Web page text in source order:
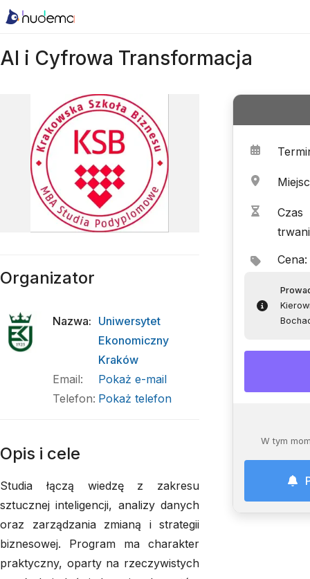
AI i Cyfrowa Transformacja
Czas
Cena:
W tym
Organizator
Nazwa: Uniwersytet
Ekonomiczny
Kraków
Email:
Pokaż e-mail
Telefon: Pokaż telefon
Opis i cele
Studia łączą wiedzę z zakresu
sztucznej inteligencji, analizy danych
oraz zarządzania zmianą i strategii
biznesowej. Program ma charakter
praktyczny, oparty na rzeczywistych